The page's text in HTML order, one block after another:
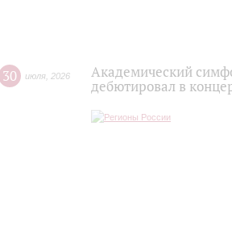
30 июля 2026
Академический
дебютировал в